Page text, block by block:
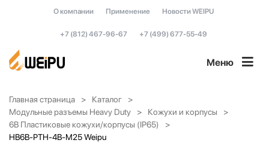
О компании Применение Новости WEIPU
+7 (812) 467-96-67 +7 (499) 677-55-49
Меню
Главная страница
Каталог
Модульные разъемы Heavy Duty
Кожухи и корпусы
6B Пластиковые кожухи/корпусы (IP65)
HB6B-PTH-4B-M25 Weipu